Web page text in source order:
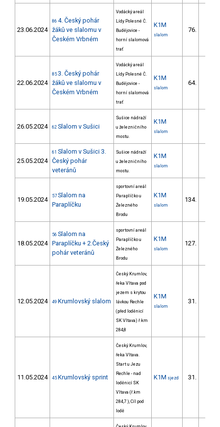
23.06.2024
86 4. Český pohár
žáků ve slalomu v
Českém Vrbném
Vodácký areál
Lídy Polesné Č.
Budějovice -
horní slalomová
trať
K1M
slalom
76.
22.06.2024
85 3. Český pohár
žáků ve slalomu v
Českém Vrbném
Vodácký areál
Lídy Polesné Č.
Budějovice -
horní slalomová
trať
K1M
slalom
64.
26.05.2024 62 Slalom v Sušici
Sušice nádraží
u železničního
mostu.
K1M
slalom
25.05.2024
61 Slalom v Sušici 3.
Český pohár
veteránů
Sušice nádraží
u železničního
mostu.
K1M
slalom
19.05.2024 57 Slalom na
Paraplíčku
sportovní areál
Paraplíčko u
Železného
Brodu
K1M
slalom
134.
18.05.2024
56 Slalom na
Paraplíčku + 2.Český
pohár veteránů
sportovní areál
Paraplíčko u
Železného
Brodu
K1M
slalom
127.
12.05.2024 49 Krumlovský slalom
Český Krumlov,
řeka Vltava pod
jezem s krytou
lávkou Rechle
(před loděnicí
SK Vltava) ř.km
284,8
K1M
slalom
31.
11.05.2024 45 Krumlovský sprint
Český Krumlov,
řeka Vltava.
Start u Jezu
Rechle - nad
loděnicí SK
Vltava (ř.km
284,7 ), Cíl pod
lodě
K1M sjezd 31.